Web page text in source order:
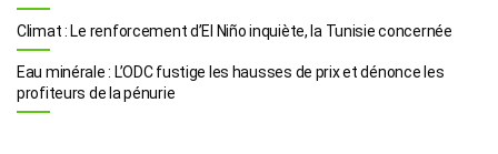
Climat : Le renforcement d’El Niño inquiète, la Tunisie concernée
Eau minérale : L’ODC fustige les hausses de prix et dénonce les
profiteurs de la pénurie